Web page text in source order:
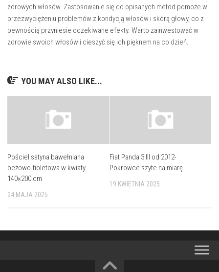
zdrowych włosów. Zastosowanie się do opisanych metod pomoże w
przezwyciężeniu problemów z kondycją włosów i skórą głowy, co z
pewnością przyniesie oczekiwane efekty. Warto zainwestować w
zdrowie swoich włosów i cieszyć się ich pięknem na co dzień.
YOU MAY ALSO LIKE...
Pościel satyna bawełniana
beżowo-fioletowa w kwiaty
140×200 cm
24 MAJA 2025
Fiat Panda 3 III od 2012-
Pokrowce szyte na miarę
19 KWIETNIA 2025